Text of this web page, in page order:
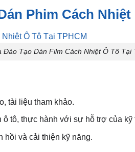
Phim Cách Nhiệt
Đào Tạo Dán Film Cách Nhiệt Ô Tô Tại
tài liệu tham khảo.
tô, thực hành với sự hỗ trợ của kỹ
hồi và cải thiện kỹ năng.